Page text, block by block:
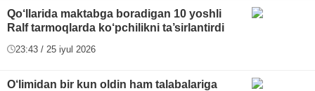
Qo‘llarida maktabga boradigan 10 yoshli
Ralf tarmoqlarda ko‘pchilikni ta’sirlantirdi
23:43 / 25 iyul 2026
O‘limidan bir kun oldin ham talabalariga